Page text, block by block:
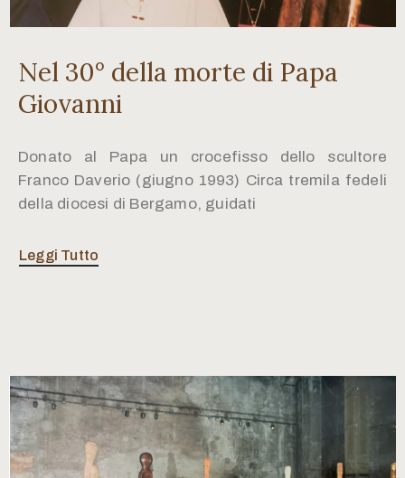
Nel 30° della morte di Papa
Giovanni
Donato al Papa un crocefisso dello scultore
Franco Daverio (giugno 1993) Circa tremila fedeli
della diocesi di Bergamo, guidati
Leggi Tutto